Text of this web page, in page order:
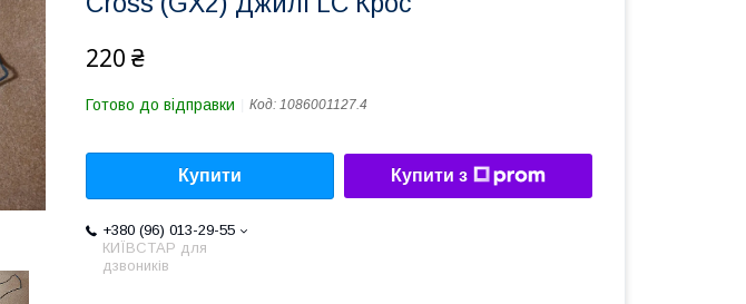
220 ₴
Готово до відправки Код: 1086001127.4
Купити Купити з
+380 (96) 013-29-55
КИЇВСТАР для
дзвоників